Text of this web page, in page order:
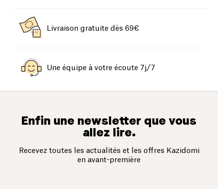
Livraison gratuite dès 69€
Une équipe à votre écoute 7j/7
Enfin une newsletter que vous
allez lire.
Recevez toutes les actualités et les offres Kazidomi
en avant-première